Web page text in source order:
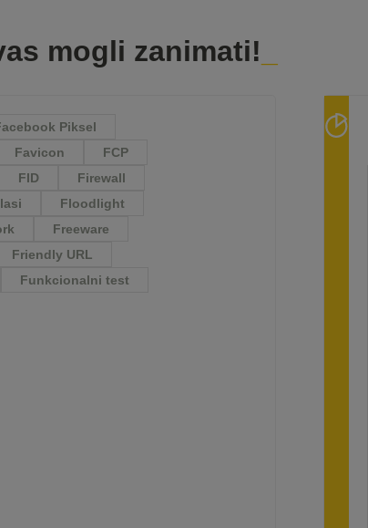
mogli zanimati!
Piksel
Favicon
FCP
FID
Firewall
Floodlight
Freeware
Friendly URL
Funkcionalni test